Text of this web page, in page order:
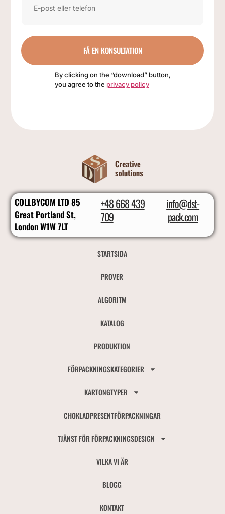
FÅ EN KONSULTATION
By clicking on the “download” button,
you agree to the privacy policy
COLLBYCOM LTD 85
Great Portland St,
London W1W 7LT
+48 668 439
709
info@dst-
pack.com
STARTSIDA
PROVER
ALGORITM
KATALOG
PRODUKTION
FÖRPACKNINGSKATEGORIER
KARTONGTYPER
CHOKLADPRESENTFÖRPACKNINGAR
TJÄNST FÖR FÖRPACKNINGSDESIGN
VILKA VI ÄR
BLOGG
KONTAKT